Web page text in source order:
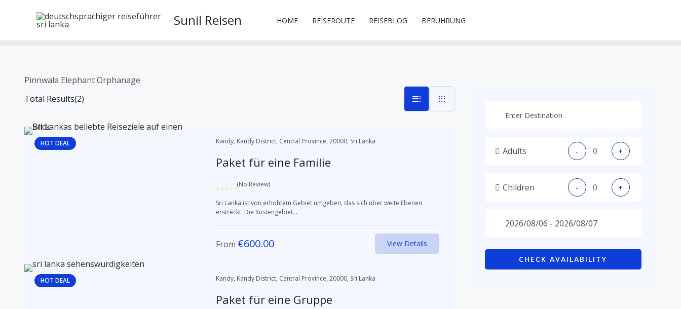
Sunil Reisen HOME REISEROUTE REISEBLOG BERÜHRUNG
Pinnwala Elephant Orphanage
Total Results(2)
HOT DEAL Kandy, Kandy District, Central Province, 20000, Sri Lanka
Paket für eine Familie
(No Review)
Sri Lanka ist von erhöhtem Gebiet umgeben, das sich über weite Ebenen
erstreckt. Die Küstengebiet...
From €600.00 View Details
HOT DEAL Kandy, Kandy District, Central Province, 20000, Sri Lanka
Paket für eine Gruppe
Adults - +
Children - +
CHECK AVAILABILITY